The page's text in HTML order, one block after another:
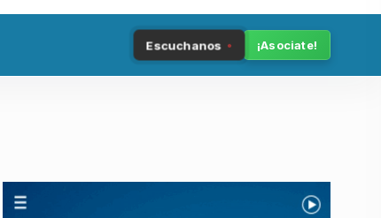
Escuchanos ¡Asociate!